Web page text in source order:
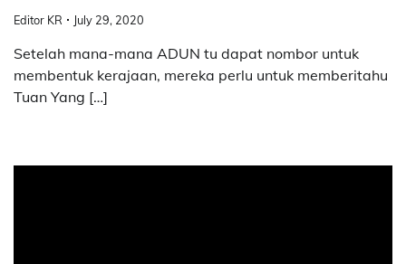
Editor KR July 29, 2020
Setelah mana-mana ADUN tu dapat nombor untuk
membentuk kerajaan, mereka perlu untuk memberitahu
Tuan Yang […]